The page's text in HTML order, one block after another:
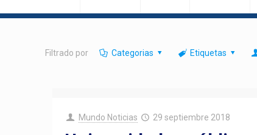
Filtrado por Categorias Etiquetas
Mundo Noticias 29 septiembre 2018